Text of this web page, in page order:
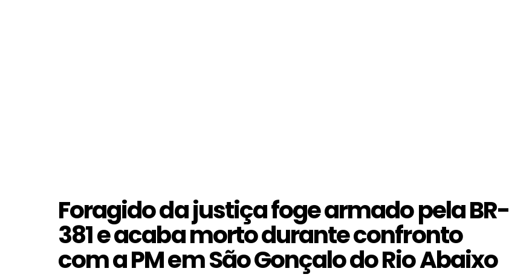
Foragido da justiça foge armado pela BR-
381 e acaba morto durante confronto
com a PM em São Gonçalo do Rio Abaixo